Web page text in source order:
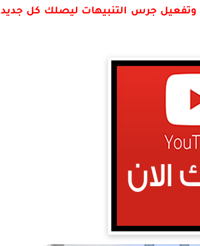
وتفعيل جرس التنبيهات ليصلك كل جديد